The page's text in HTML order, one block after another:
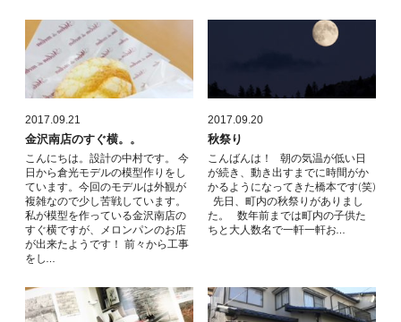
2017.09.21
金沢南店のすぐ横。。
こんにちは。設計の中村です。 今
日から倉光モデルの模型作りをし
ています。今回のモデルは外観が
複雑なので少し苦戦しています。
私が模型を作っている金沢南店の
すぐ横ですが、メロンパンのお店
が出来たようです！ 前々から工事
をし…
2017.09.20
秋祭り
こんばんは！ 朝の気温が低い日
が続き、動き出すまでに時間がか
かるようになってきた橋本です(笑)
先日、町内の秋祭りがありまし
た。 数年前までは町内の子供た
ちと大人数名で一軒一軒お…